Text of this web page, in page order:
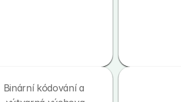
Binární kódování a